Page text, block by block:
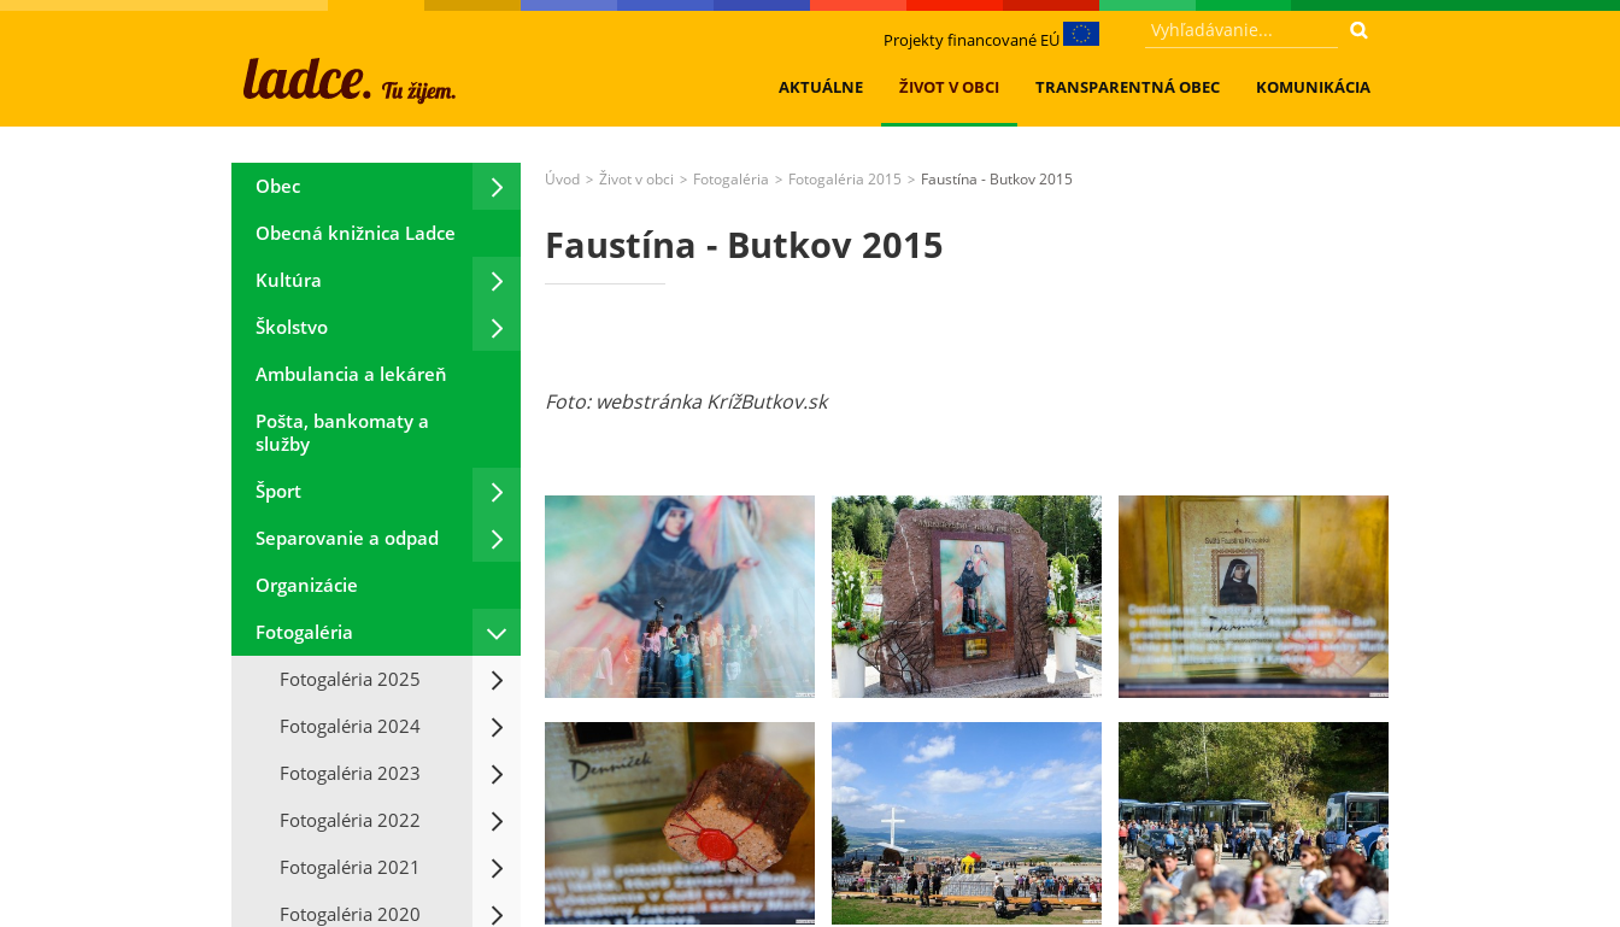
Projekty financované EÚ
AKTUÁLNE ŽIVOT V OBCI TRANSPARENTNÁ OBEC KOMUNIKÁCIA
Obec
Obecná knižnica Ladce
Kultúra
Školstvo
Ambulancia a lekáreň
Pošta, bankomaty a
služby
Šport
Separovanie a odpad
Organizácie
Fotogaléria
Fotogaléria 2025
Fotogaléria 2024
Fotogaléria 2023
Fotogaléria 2022
Fotogaléria 2021
Fotogaléria 2020
Úvod > Život v obci > Fotogaléria > Fotogaléria 2015 > Faustína - Butkov 2015
Faustína - Butkov 2015
Foto: webstránka KrížButkov.sk